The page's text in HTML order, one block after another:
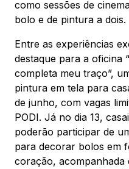
como sessões de
bolo e de pintura a dois.
Entre as experiências
destaque para a oficina
completa meu traço”,
pintura em tela para
de junho, com vagas
PODI. Já no dia 13,
poderão participar de
para decorar bolos em
coração, acompanhada